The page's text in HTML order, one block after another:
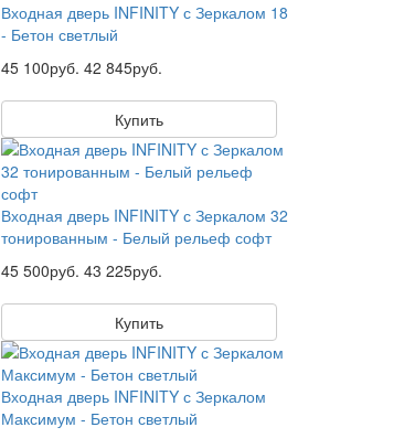
Входная дверь INFINITY с Зеркалом 18
- Бетон светлый
45 100руб. 42 845руб.
Купить
Входная дверь INFINITY с Зеркалом 32
тонированным - Белый рельеф софт
45 500руб. 43 225руб.
Купить
Входная дверь INFINITY с Зеркалом
Максимум - Бетон светлый